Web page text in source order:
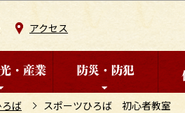
アクセス
ば スポーツひろば 初心者教室